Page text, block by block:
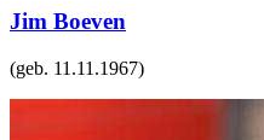
Jim Boeven
(geb. 11.11.1967)